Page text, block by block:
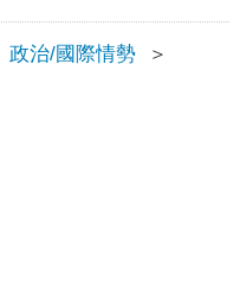
政治/國際情勢
＞